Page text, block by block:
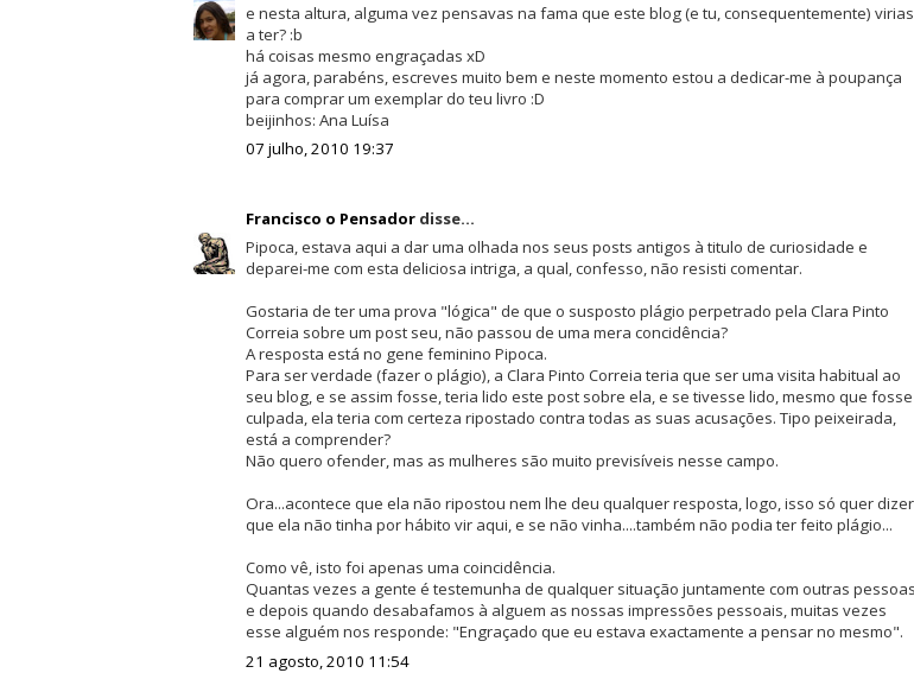
e nesta altura, alguma vez pensavas na fama que este blog (e tu, consequentemente) virias
a ter? :b
há coisas mesmo engraçadas xD
já agora, parabéns, escreves muito bem e neste momento estou a dedicar-me à poupança
para comprar um exemplar do teu livro :D
beijinhos: Ana Luísa
07 julho, 2010 19:37
Francisco o Pensadordisse...
Pipoca, estava aqui a dar uma olhada nos seus posts antigos à titulo de curiosidade e
deparei-me com esta deliciosa intriga, a qual, confesso, não resisti comentar.
Gostaria de ter uma prova "lógica" de que o susposto plágio perpetrado pela Clara Pinto
Correia sobre um post seu, não passou de uma mera concidência?
A resposta está no gene feminino Pipoca.
Para ser verdade (fazer o plágio), a Clara Pinto Correia teria que ser uma visita habitual ao
seu blog, e se assim fosse, teria lido este post sobre ela, e se tivesse lido, mesmo que fosse
culpada, ela teria com certeza ripostado contra todas as suas acusações. Tipo peixeirada,
está a comprender?
Não quero ofender, mas as mulheres são muito previsíveis nesse campo.
Ora...acontece que ela não ripostou nem lhe deu qualquer resposta, logo, isso só quer dizer
que ela não tinha por hábito vir aqui, e se não vinha....também não podia ter feito plágio...
Como vê, isto foi apenas uma coincidência.
Quantas vezes a gente é testemunha de qualquer situação juntamente com outras
e depois quando desabafamos à alguem as nossas impressões pessoais, muitas vezes
esse alguém nos responde: "Engraçado que eu estava exactamente a pensar no mesmo".
21 agosto, 2010 11:54